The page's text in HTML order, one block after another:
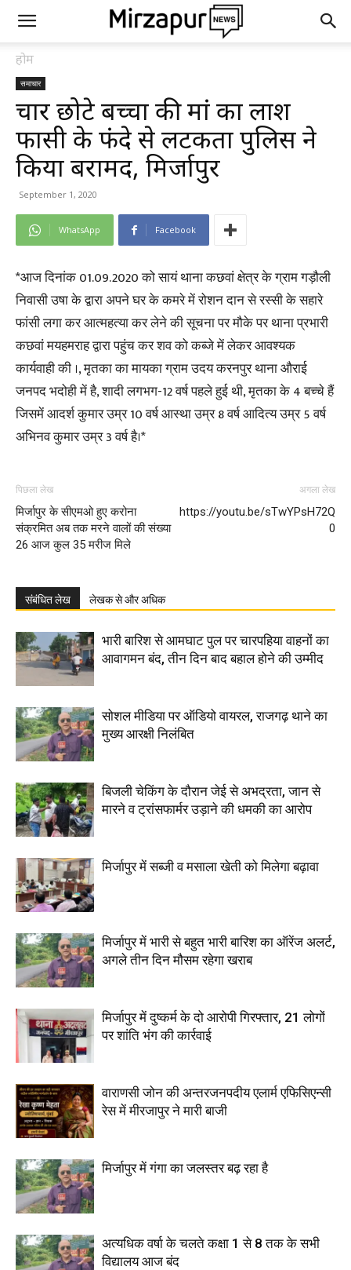
होम
समाचार
चार छोटे बच्चों की मां का लाश
फासी के फंदे से लटकता पुलिस ने
किया बरामद, मिर्जापुर
September 1, 2020
WhatsApp Facebook
*आज दिनांक 01.09.2020 को सायं थाना कछवां क्षेत्र के ग्राम गड़ौली
निवासी उषा के द्वारा अपने घर के कमरे में रोशन दान से रस्सी के सहारे
फांसी लगा कर आत्महत्या कर लेने की सूचना पर मौके पर थाना प्रभारी
कछवां मयहमराह द्वारा पहुंच कर शव को कब्जे में लेकर आवश्यक
कार्यवाही की ।, मृतका का मायका ग्राम उदय करनपुर थाना औराई
जनपद भदोही में है, शादी लगभग-12 वर्ष पहले हुई थी, मृतका के 4 बच्चे हैं
जिसमें आदर्श कुमार उम्र 10 वर्ष आस्था उम्र 8 वर्ष आदित्य उम्र 5 वर्ष
अभिनव कुमार उम्र 3 वर्ष है।*
पिछला लेख
मिर्जापुर के सीएमओ हुए करोना
संक्रमित अब तक मरने वालों की संख्या
26 आज कुल 35 मरीज मिले
अगला लेख
https://youtu.be/sTwYPsH72Q
0
संबंधित लेख लेखक से और अधिक
भारी बारिश से आमघाट पुल पर चारपहिया वाहनों का
आवागमन बंद, तीन दिन बाद बहाल होने की उम्मीद
सोशल मीडिया पर ऑडियो वायरल, राजगढ़ थाने का
मुख्य आरक्षी निलंबित
बिजली चेकिंग के दौरान जेई से अभद्रता, जान से
मारने व ट्रांसफार्मर उड़ाने की धमकी का आरोप
मिर्जापुर में सब्जी व मसाला खेती को मिलेगा बढ़ावा
मिर्जापुर में भारी से बहुत भारी बारिश का ऑरेंज अलर्ट,
अगले तीन दिन मौसम रहेगा खराब
मिर्जापुर में दुष्कर्म के दो आरोपी गिरफ्तार, 21 लोगों
पर शांति भंग की कार्रवाई
वाराणसी जोन की अन्तरजनपदीय एलार्म एफिसिएन्सी
रेस में मीरजापुर ने मारी बाजी
मिर्जापुर में गंगा का जलस्तर बढ़ रहा है
अत्यधिक वर्षा के चलते कक्षा 1 से 8 तक के सभी
विद्यालय आज बंद